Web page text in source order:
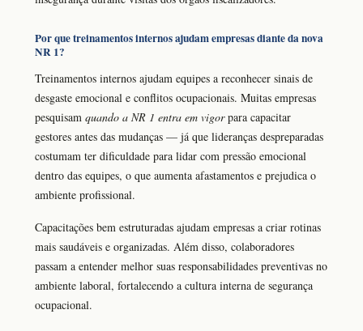
Por que treinamentos internos ajudam empresas diante da nova
NR 1?
Treinamentos internos ajudam equipes a reconhecer sinais de
desgaste emocional e conflitos ocupacionais. Muitas empresas
pesquisam quando a NR 1 entra em vigorpara capacitar
gestores antes das mudanças — já que lideranças despreparadas
costumam ter dificuldade para lidar com pressão emocional
dentro das equipes, o que aumenta afastamentos e prejudica o
ambiente profissional.
Capacitações bem estruturadas ajudam empresas a criar rotinas
mais saudáveis e organizadas. Além disso, colaboradores
passam a entender melhor suas responsabilidades preventivas no
ambiente laboral, fortalecendo a cultura interna de segurança
ocupacional.